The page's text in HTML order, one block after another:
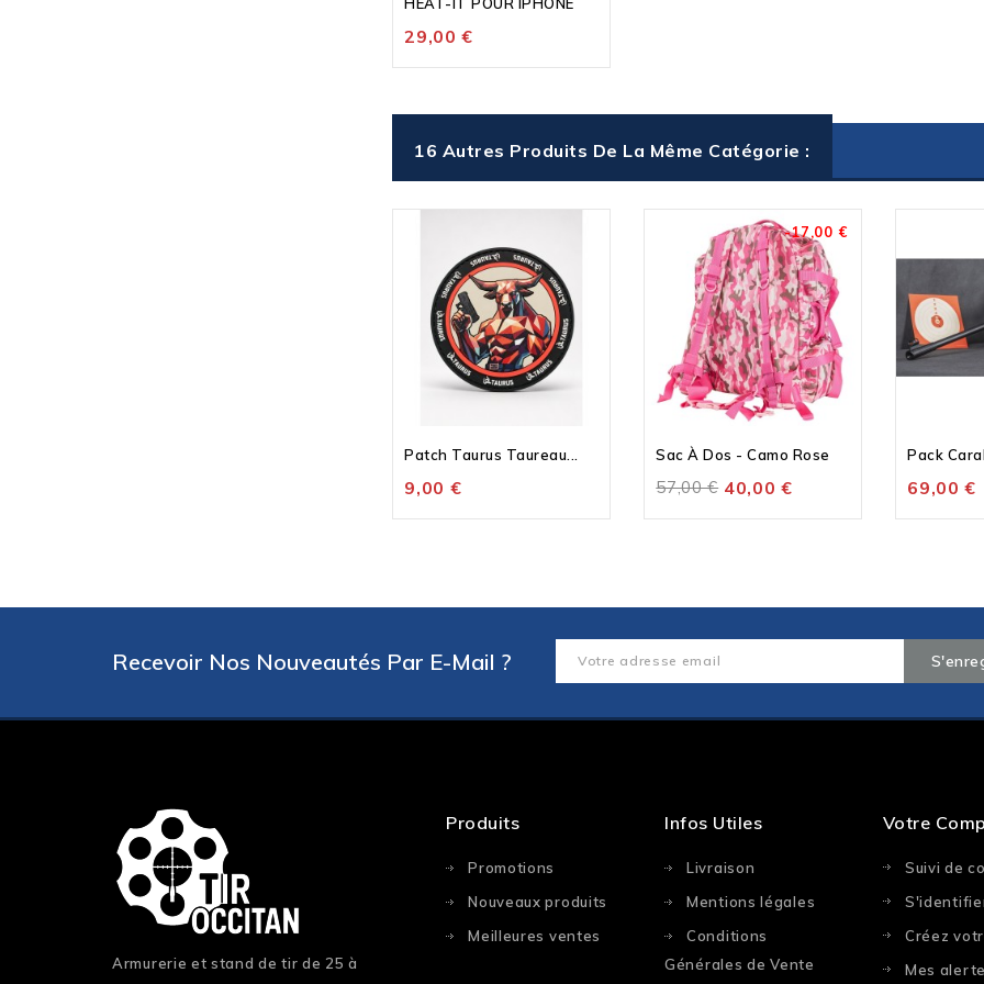
29,00 €
16 Autres Produits De La Même Catégorie :
Patch Taurus Taureau...
9,00 €
Sac À Dos - Camo Rose
57,00 €
-17,00 €
40,00 € 69,00 €
Recevoir Nos Nouveautés Par E-Mail ?
Armurerie et stand de tir de 25 à
Produits
Promotions
Nouveaux produits
Meilleures ventes
Infos Utiles
Livraison
Mentions légales
Conditions
Générales de Vente
Votre
Suivi de
Créez
Mes